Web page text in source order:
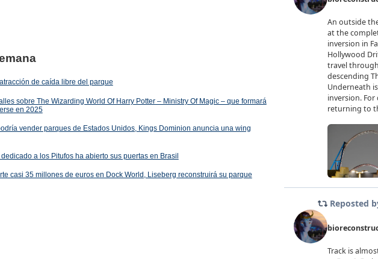
de caída libre del parque
sobre The Wizarding World Of Harry Potter – Ministry Of Magic – que formará
en 2025
vender parques de Estados Unidos, Kings Dominion anuncia una wing
a los Pitufos ha abierto sus puertas en Brasil
casi 35 millones de euros en Dock World, Liseberg reconstruirá su parque